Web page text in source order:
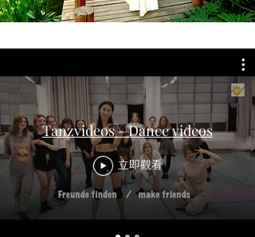
Tanzvideos - Dance videos
立即觀看